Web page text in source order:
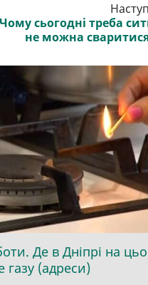
сьогодні треба
не можна
Де в Дніпрі на
газу (адреси)